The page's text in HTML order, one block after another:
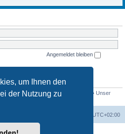
um Ihnen den
der Nutzung zu
Angemeldet bleiben
433 • Mitglieder insgesamt
• Unser
UTC+02:00
Software © phpBB Limited